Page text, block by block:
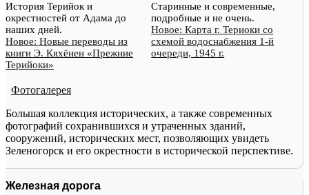
История Терийок и
окрестностей от Адама до
наших дней.
Новое: Новые переводы из
книги Э. Кяхёнен «Прежние
Терийоки»
Старинные и современные,
подробные и не очень.
Новое: Карта г. Териоки со
схемой водоснабжения 1-й
очереди, 1945 г.
Фотогалерея
Большая коллекция исторических, а также современных
фотографий сохранившихся и утраченных зданий,
сооружений, исторических мест, позволяющих увидеть
Зеленогорск и его окрестности в исторической перспективе.
Железная дорога